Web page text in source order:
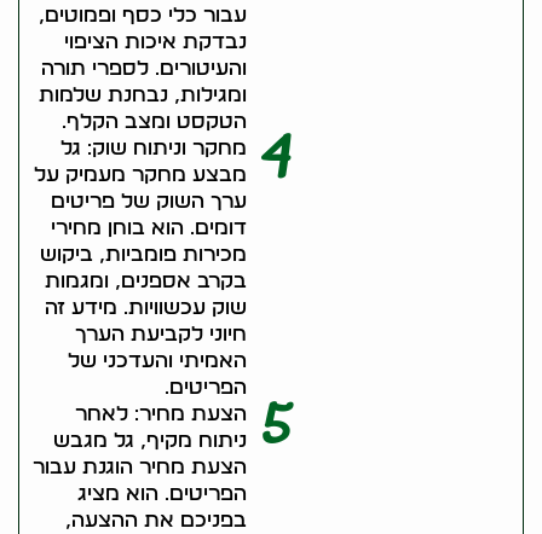
עבור כלי כסף ופמוטים,
נבדקת איכות הציפוי
והעיטורים. לספרי תורה
ומגילות, נבחנת שלמות
הטקסט ומצב הקלף.
4
מחקר וניתוח שוק: גל
מבצע מחקר מעמיק על
ערך השוק של פריטים
דומים. הוא בוחן מחירי
מכירות פומביות, ביקוש
בקרב אספנים, ומגמות
שוק עכשוויות. מידע זה
חיוני לקביעת הערך
האמיתי והעדכני של
הפריטים.
5
הצעת מחיר: לאחר
ניתוח מקיף, גל מגבש
הצעת מחיר הוגנת עבור
הפריטים. הוא מציג
בפניכם את ההצעה,